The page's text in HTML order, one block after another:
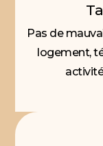
Pas de
logement,